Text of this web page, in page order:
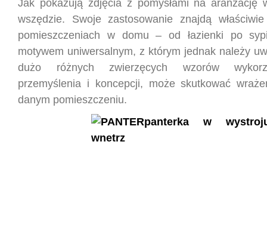
Jak pokazują zdjęcia z pomysłami na aranżację
wszędzie. Swoje zastosowanie znajdą
pomieszczeniach w domu – od łazienki po
motywem uniwersalnym, z którym jednak należy
dużo różnych zwierzęcych wzorów
przemyślenia i koncepcji, może skutkować
danym pomieszczeniu.